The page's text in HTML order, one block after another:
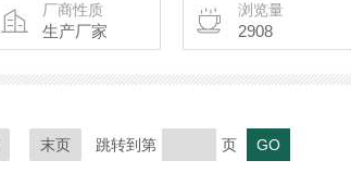
厂商性质
生产厂家
浏览量
2908
末页 跳转到第 页